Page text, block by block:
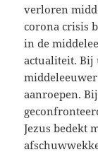
verloren
corona crisis
in de
actualiteit. Bij
aanroepen.
Jezus bedekt